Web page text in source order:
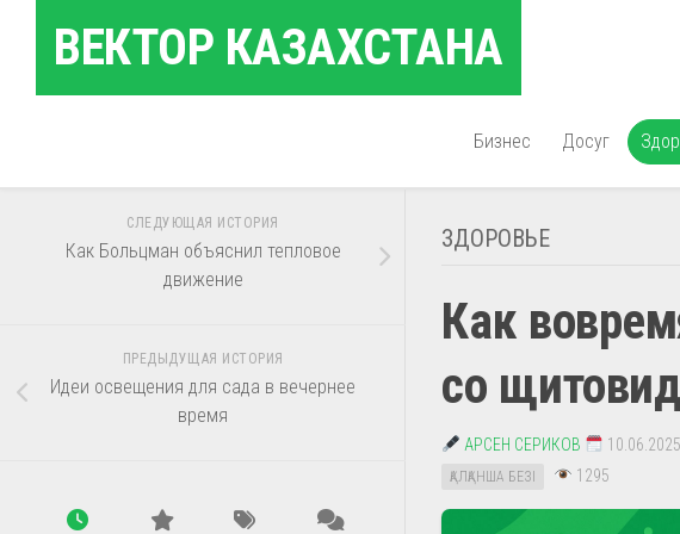
содержаниюВЕКТОР КАЗАХСТАНА
Бизнес Досуг
ЗДОРОВЬЕ
Как
со
АРСЕН СЕРИКОВ 10.06.2025
ҚАЛҚАНША БЕЗІ
1295
СЛЕДУЮЩАЯ ИСТОРИЯ
Как Больцман объяснил тепловое
движение
ПРЕДЫДУЩАЯ ИСТОРИЯ
Идеи освещения для сада в вечернее
время